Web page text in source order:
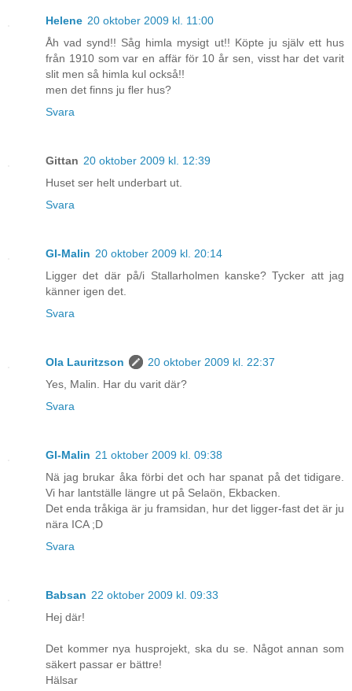
Helene 20 oktober 2009 kl. 11:00
Åh vad synd!! Såg himla mysigt ut!! Köpte ju själv ett hus
från 1910 som var en affär för 10 år sen, visst har det varit
slit men så himla kul också!!
men det finns ju fler hus?
Svara
Gittan 20 oktober 2009 kl. 12:39
Huset ser helt underbart ut.
Svara
GI-Malin 20 oktober 2009 kl. 20:14
Ligger det där på/i Stallarholmen kanske? Tycker att jag
känner igen det.
Svara
Ola Lauritzson
20 oktober 2009 kl. 22:37
Yes, Malin. Har du varit där?
Svara
GI-Malin 21 oktober 2009 kl. 09:38
Nä jag brukar åka förbi det och har spanat på det tidigare.
Vi har lantställe längre ut på Selaön, Ekbacken.
Det enda tråkiga är ju framsidan, hur det ligger-fast det är ju
nära ICA ;D
Svara
Babsan 22 oktober 2009 kl. 09:33
Hej där!
Det kommer nya husprojekt, ska du se. Något annan som
säkert passar er bättre!
Hälsar